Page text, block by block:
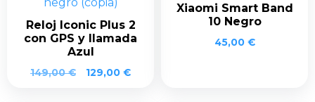
Reloj Iconic Plus 2
con GPS y llamada
Azul
149,00€
El
129,00 €El
Xiaomi Smart Band
10 Negro
45,00 €